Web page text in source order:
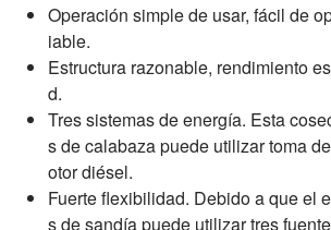
Operación simple de usar, fácil de
iable.
Estructura razonable, rendimiento
d.
Tres sistemas de energía. Esta
s de calabaza puede utilizar toma
otor diésel.
Fuerte flexibilidad. Debido a que el
s de sandía puede utilizar tres